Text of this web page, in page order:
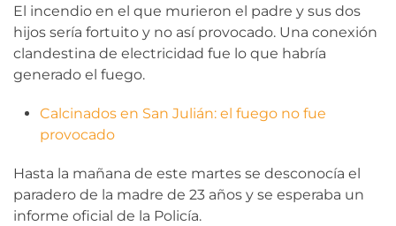
El incendio en el que murieron el padre y sus dos
hijos sería fortuito y no así provocado. Una conexión
clandestina de electricidad fue lo que habría
generado el fuego.
Calcinados en San Julián: el fuego no fue
provocado
Hasta la mañana de este martes se desconocía el
paradero de la madre de 23 años y se esperaba un
informe oficial de la Policía.